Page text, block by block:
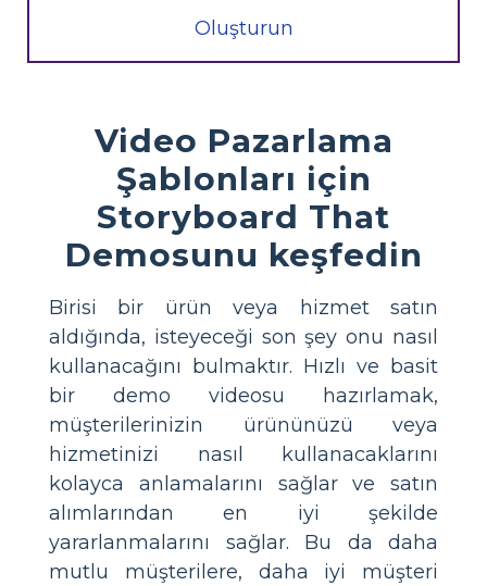
Oluşturun
Video Pazarlama
Şablonları için
Storyboard That
Demosunu keşfedin
Birisi bir ürün veya hizmet satın
aldığında, isteyeceği son şey onu nasıl
kullanacağını bulmaktır. Hızlı ve basit
bir demo videosu hazırlamak,
müşterilerinizin ürününüzü veya
hizmetinizi nasıl kullanacaklarını
kolayca anlamalarını sağlar ve satın
alımlarından en iyi şekilde
yararlanmalarını sağlar. Bu da daha
mutlu müşterilere, daha iyi müşteri